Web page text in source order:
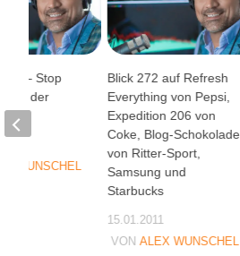
Blick 272 auf Refresh
Everything von Pepsi,
Expedition 206 von
Coke, Blog-Schokolade
von Ritter-Sport,
Samsung und
Starbucks
15.01.2011
VON ALEX WUNSCHEL
– Stop
und der
WUNSCHEL